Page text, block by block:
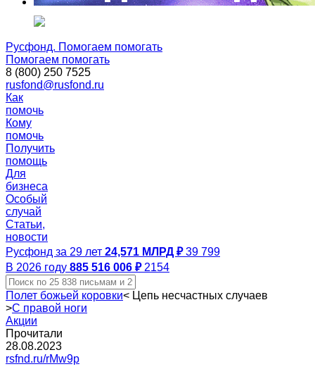
Русфонд. Помогаем помогать
Помогаем помогать
8 (800) 250 7525
rusfond@rusfond.ru
Как
помочь
Кому
помочь
Получить
помощь
Для
бизнеса
Особый
случай
Статьи,
новости
Русфонд за 29 лет 24,571 МЛРД ₽ 39 799
В 2026 году 885 516 006 ₽ 2154
Полет божьей коровки< Цепь несчастных случаев
>С правой ноги
Акции
Прочитали
28.08.2023
rsfnd.ru/rMw9p